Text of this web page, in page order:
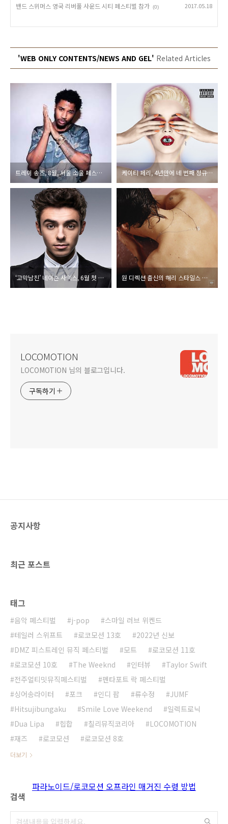
밴드 스위머스 영국 리버풀 사운드 시티 페스티벌 참가 (0) 2017.05.18
'WEB ONLY CONTENTS/NEWS AND GEL' Related Articles
트레이 송즈, 8월, 서울 소울 페스티벌 2017로 첫 내한! 케이티 페리, 4년만에 네 번째 정규앨범 ‘WITNESS’ 발매
‘고막남친’ 네이슨 사익스, 6월 첫 내한 쇼케이스 개최! 원 디렉션 출신의 해리 스타일스 첫 솔로앨범 발표
LOCOMOTION
LOCOMOTION 님의 블로그입니다.
구독하기
공지사항
최근 포스트
태그
음악 페스티벌 j-pop
스마일 러브 위켄드
테일러 스위프트
로코모션 13호
2022년 신보
DMZ 피스트레인 뮤직 페스티벌
모트
로코모션 11호
로코모션 10호
The Weeknd 인터뷰
Taylor Swift
전주얼티밋뮤직페스티벌
펜타포트 락 페스티벌
싱어송라이터
포크 인디 팝 류수정
JUMF
Hitsujibungaku
Smile Love Weekend
일렉트로닉
Dua Lipa
힙합 칠리뮤직코리아
LOCOMOTION
재즈
로코모션 로코모션 8호
더보기
파라노이드/로코모션 오프라인 매거진 수령 방법
검색